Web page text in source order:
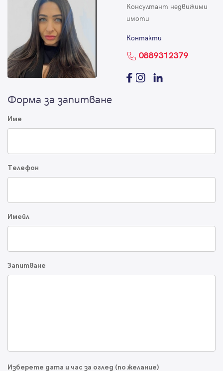
Консултант недвижими
имоти
Контакти
0889312379
Форма за запитване
Име
Телефон
Имейл
Запитване
Изберете дата и час за оглед (по желание)